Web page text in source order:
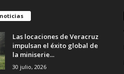
Las locaciones de Veracruz
impulsan el éxito global de
la miniserie...
30 julio, 2026